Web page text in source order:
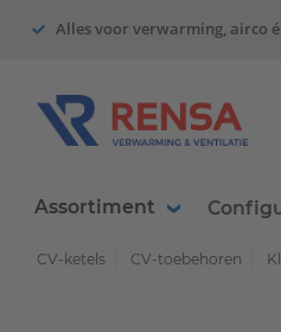
Alles voor verwarming, airco
Assortiment
CV-ketels CV-toebehoren